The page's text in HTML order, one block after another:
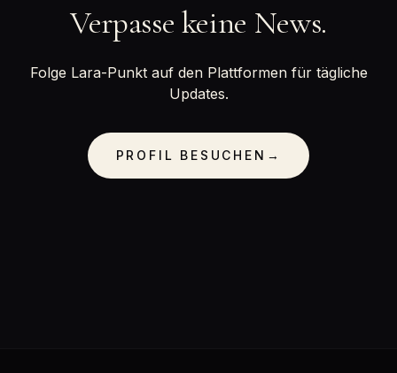
Verpasse keine News.
Folge Lara-Punkt auf den Plattformen für tägliche
Updates.
PROFIL BESUCHEN →